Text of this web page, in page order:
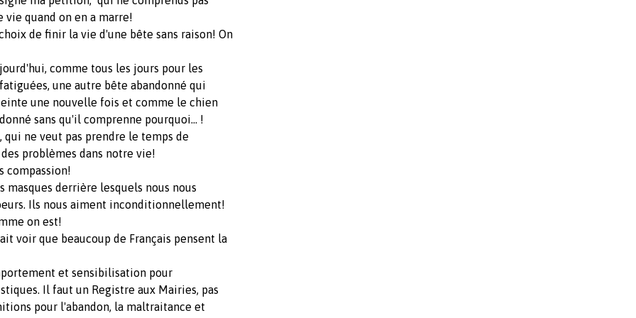
quand on en a marre!
de finir la vie d'une bête sans raison! On
comme tous les jours pour les
une autre bête abandonné qui
une nouvelle fois et comme le chien
sans qu'il comprenne pourquoi... !
ne veut pas prendre le temps de
problèmes dans notre vie!
compassion!
masques derrière lesquels nous nous
Ils nous aiment inconditionnellement!
on est!
voir que beaucoup de Français pensent la
et sensibilisation pour
Il faut un Registre aux Mairies, pas
pour l'abandon, la maltraitance et